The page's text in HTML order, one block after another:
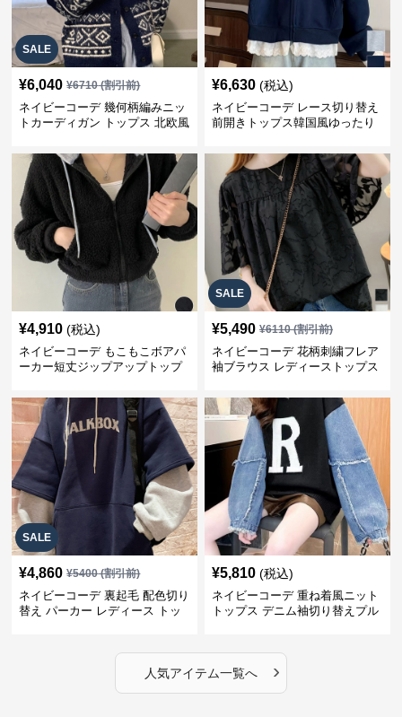
SALE
¥6,040 ¥6710(割引前)
ネイビーコーデ 幾何柄編みニッ
トカーディガン トップス 北欧風
¥6,630 (税込)
ネイビーコーデ レース切り替え
前開きトップス韓国風ゆったり
¥4,910 (税込)
ネイビーコーデ もこもこボアパ
ーカー短丈ジップアップトップ
SALE
¥5,490 ¥6110(割引前)
ネイビーコーデ 花柄刺繍フレア
袖ブラウス レディーストップス
SALE
¥4,860 ¥5400(割引前)
ネイビーコーデ 裏起毛 配色切り
替え パーカー レディース トッ
¥5,810 (税込)
ネイビーコーデ 重ね着風ニット
トップス デニム袖切り替えプル
人気アイテム一覧へ ›